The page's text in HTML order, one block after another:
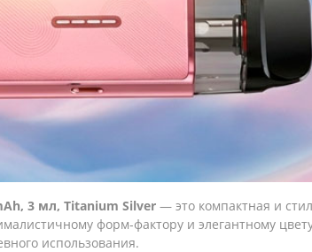
3 мл, Titanium Silver — это компактная и
форм-фактору и элегантному
использования.